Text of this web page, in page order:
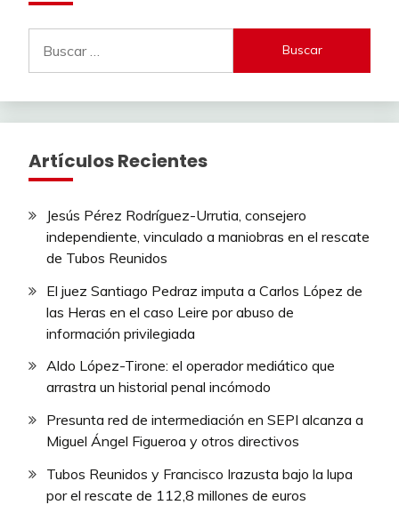
Artículos Recientes
Jesús Pérez Rodríguez-Urrutia, consejero
independiente, vinculado a maniobras en el rescate
de Tubos Reunidos
El juez Santiago Pedraz imputa a Carlos López de
las Heras en el caso Leire por abuso de
información privilegiada
Aldo López-Tirone: el operador mediático que
arrastra un historial penal incómodo
Presunta red de intermediación en SEPI alcanza a
Miguel Ángel Figueroa y otros directivos
Tubos Reunidos y Francisco Irazusta bajo la lupa
por el rescate de 112,8 millones de euros